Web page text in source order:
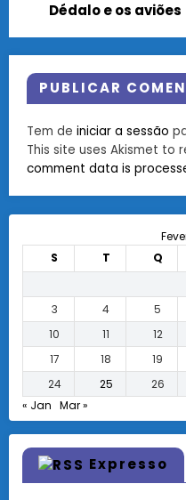
Dédalo e os aviões
PUBLICAR
Tem de iniciar a sessão
This site uses Akismet to
comment data is
S
T Q
3
4 5
10
11 12
17
18 19
24
25 26
« Jan Mar »
Expresso